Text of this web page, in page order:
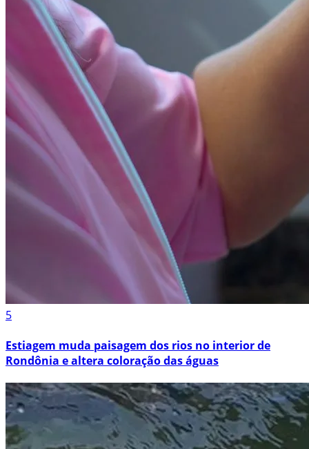
5
Estiagem muda paisagem dos rios no interior de
Rondônia e altera coloração das águas